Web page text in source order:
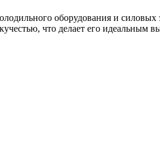
оборудования и силовых
что делает его